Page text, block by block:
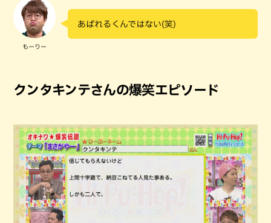
もーりー
あばれるくんではない(笑)
クンタキンテさんの爆笑エピソード